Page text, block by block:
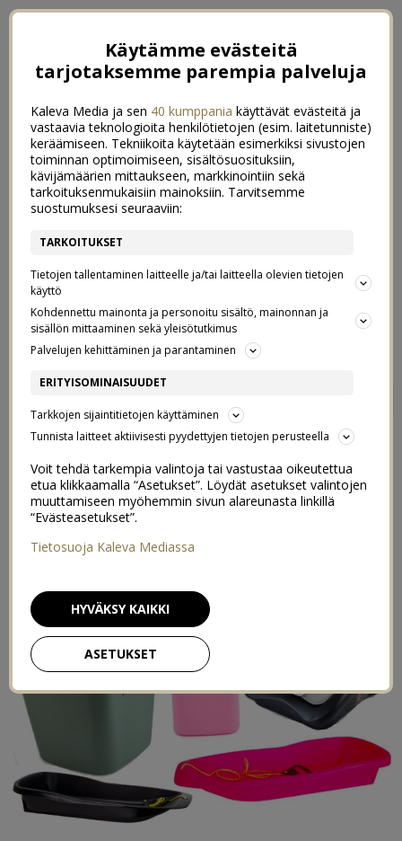
1 – FINNISH DESIGN SHOP
2 – PLASTEX
2/12/2015
Käytämme evästeitä
tarjotaksemme parempia palveluja
Kaleva Media ja sen 40 kumppania käyttävät evästeitä ja
vastaavia teknologioita henkilötietojen (esim. laitetunniste)
keräämiseen. Tekniikoita käytetään esimerkiksi sivustojen
toiminnan optimoimiseen, sisältösuosituksiin,
kävijämäärien mittaukseen, markkinointiin sekä
tarkoituksenmukaisiin mainoksiin. Tarvitsemme
suostumuksesi seuraaviin:
TARKOITUKSET
Tietojen tallentaminen laitteelle ja/tai laitteella olevien tietojen
käyttö
Kohdennettu mainonta ja personoitu sisältö, mainonnan ja
sisällön mittaaminen sekä yleisötutkimus
Palvelujen kehittäminen ja parantaminen
ERITYISOMINAISUUDET
Tarkkojen sijaintitietojen käyttäminen
Tunnista laitteet aktiivisesti pyydettyjen tietojen perusteella
Voit tehdä tarkempia valintoja tai vastustaa oikeutettua
etua klikkaamalla “Asetukset”. Löydät asetukset valintojen
muuttamiseen myöhemmin sivun alareunasta linkillä
“Evästeasetukset”.
Tietosuoja Kaleva Mediassa
ASETUKSET
HYVÄKSY KAIKKI